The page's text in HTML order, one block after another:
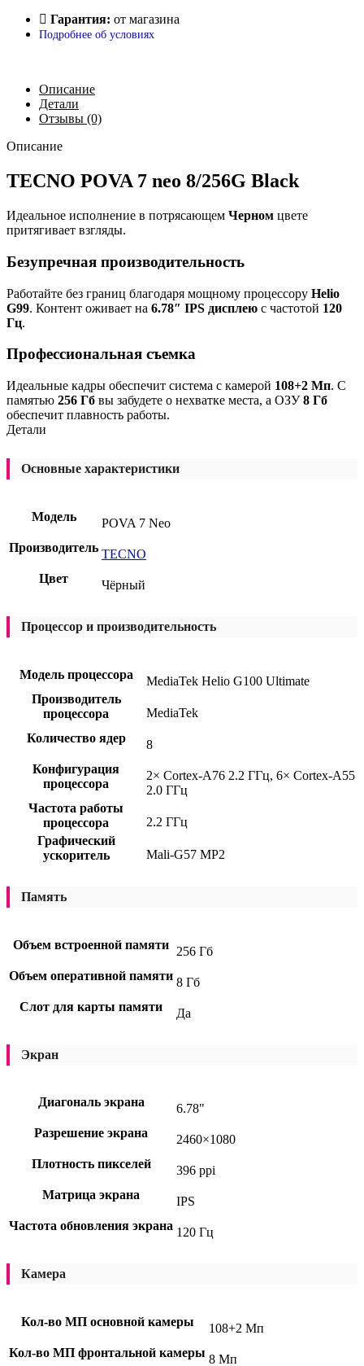
Гарантия: от магазина
Подробнее об условиях
Описание
Детали
Отзывы (0)
Описание
TECNO POVA 7 neo 8/256G Black
Идеальное исполнение в потрясающем Черном цвете
притягивает взгляды.
Безупречная производительность
Работайте без границ благодаря мощному процессору Helio
G99. Контент оживает на 6.78″ IPS дисплею с частотой 120
Гц.
Профессиональная съемка
Идеальные кадры обеспечит система с камерой 108+2 Мп. С
памятью 256 Гб вы забудете о нехватке места, а ОЗУ8 Гб
обеспечит плавность работы.
Детали
Основные характеристики
Модель
POVA 7 Neo
Производитель TECNO
Цвет
Чёрный
Процессор и производительность
Модель процессора
MediaTek Helio G100 Ultimate
Производитель
процессора
MediaTek
Количество ядер
8
Конфигурация
процессора
2× Cortex-A76 2.2 ГГц, 6× Cortex-A55
2.0 ГГц
Частота работы
процессора
2.2 ГГц
Графический
ускоритель
Mali-G57 MP2
Память
Объем встроенной памяти 256 Гб
Объем оперативной памяти 8 Гб
Слот для карты памяти
Да
Экран
Диагональ экрана
6.78"
Разрешение экрана
2460×1080
Плотность пикселей
396 ppi
Матрица экрана
IPS
Частота обновления экрана 120 Гц
Камера
Кол-во МП основной камеры
108+2 Мп
Кол-во МП фронтальной камеры 8 Мп